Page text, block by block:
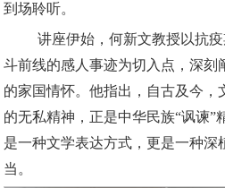
到场聆听。
讲座伊始，何新文教授以抗
斗前线的感人事迹为切入点，深刻
的家国情怀。他指出，自古及今，
的无私精神，正是中华民族“讽谏”
是一种文学表达方式，更是一种深
当。